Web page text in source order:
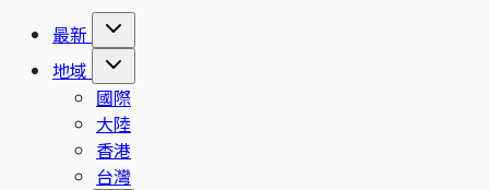
最新
地域
國際
大陸
香港
台灣